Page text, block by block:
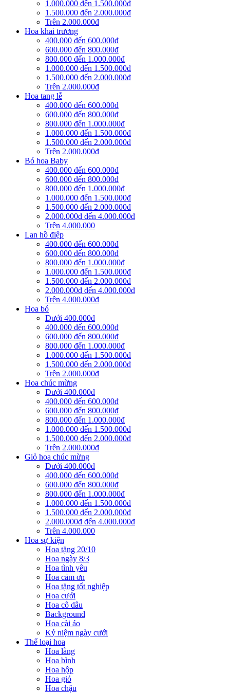
1.000.000 đến 1.500.000đ
1.500.000 đến 2.000.000đ
Trên 2.000.000đ
Hoa khai trương
400.000 đến 600.000đ
600.000 đến 800.000đ
800.000 đến 1.000.000đ
1.000.000 đến 1.500.000đ
1.500.000 đến 2.000.000đ
Trên 2.000.000đ
Hoa tang lễ
400.000 đến 600.000đ
600.000 đến 800.000đ
800.000 đến 1.000.000đ
1.000.000 đến 1.500.000đ
1.500.000 đến 2.000.000đ
Trên 2.000.000đ
Bó hoa Baby
400.000 đến 600.000đ
600.000 đến 800.000đ
800.000 đến 1.000.000đ
1.000.000 đến 1.500.000đ
1.500.000 đến 2.000.000đ
2.000.000đ đến 4.000.000đ
Trên 4.000.000
Lan hồ điệp
400.000 đến 600.000đ
600.000 đến 800.000đ
800.000 đến 1.000.000đ
1.000.000 đến 1.500.000đ
1.500.000 đến 2.000.000đ
2.000.000đ đến 4.000.000đ
Trên 4.000.000đ
Hoa bó
Dưới 400.000đ
400.000 đến 600.000đ
600.000 đến 800.000đ
800.000 đến 1.000.000đ
1.000.000 đến 1.500.000đ
1.500.000 đến 2.000.000đ
Trên 2.000.000đ
Hoa chúc mừng
Dưới 400.000đ
400.000 đến 600.000đ
600.000 đến 800.000đ
800.000 đến 1.000.000đ
1.000.000 đến 1.500.000đ
1.500.000 đến 2.000.000đ
Trên 2.000.000đ
Giỏ hoa chúc mừng
Dưới 400.000đ
400.000 đến 600.000đ
600.000 đến 800.000đ
800.000 đến 1.000.000đ
1.000.000 đến 1.500.000đ
1.500.000 đến 2.000.000đ
2.000.000đ đến 4.000.000đ
Trên 4.000.000
Hoa sự kiện
Hoa tặng 20/10
Hoa ngày 8/3
Hoa tình yêu
Hoa cảm ơn
Hoa tặng tốt nghiệp
Hoa cưới
Hoa cô dâu
Background
Hoa cài áo
Kỷ niệm ngày cưới
Thể loại hoa
Hoa lẵng
Hoa bình
Hoa hộp
Hoa giỏ
Hoa chậu